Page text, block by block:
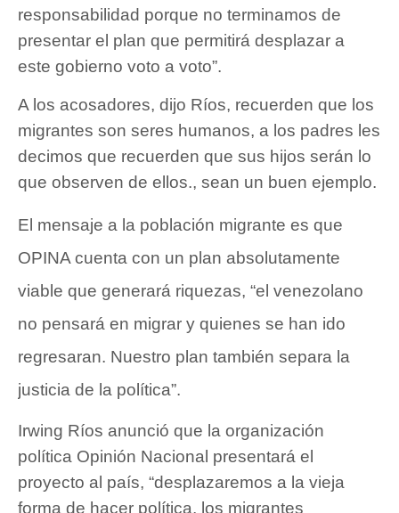
responsabilidad porque no terminamos de
presentar el plan que permitirá desplazar a
este gobierno voto a voto”.
A los acosadores, dijo Ríos, recuerden que los
migrantes son seres humanos, a los padres les
decimos que recuerden que sus hijos serán lo
que observen de ellos., sean un buen ejemplo.
El mensaje a la población migrante es que
OPINA cuenta con un plan absolutamente
viable que generará riquezas, “el venezolano
no pensará en migrar y quienes se han ido
regresaran. Nuestro plan también separa la
justicia de la política”.
Irwing Ríos anunció que la organización
política Opinión Nacional presentará el
proyecto al país, “desplazaremos a la vieja
forma de hacer política, los migrantes